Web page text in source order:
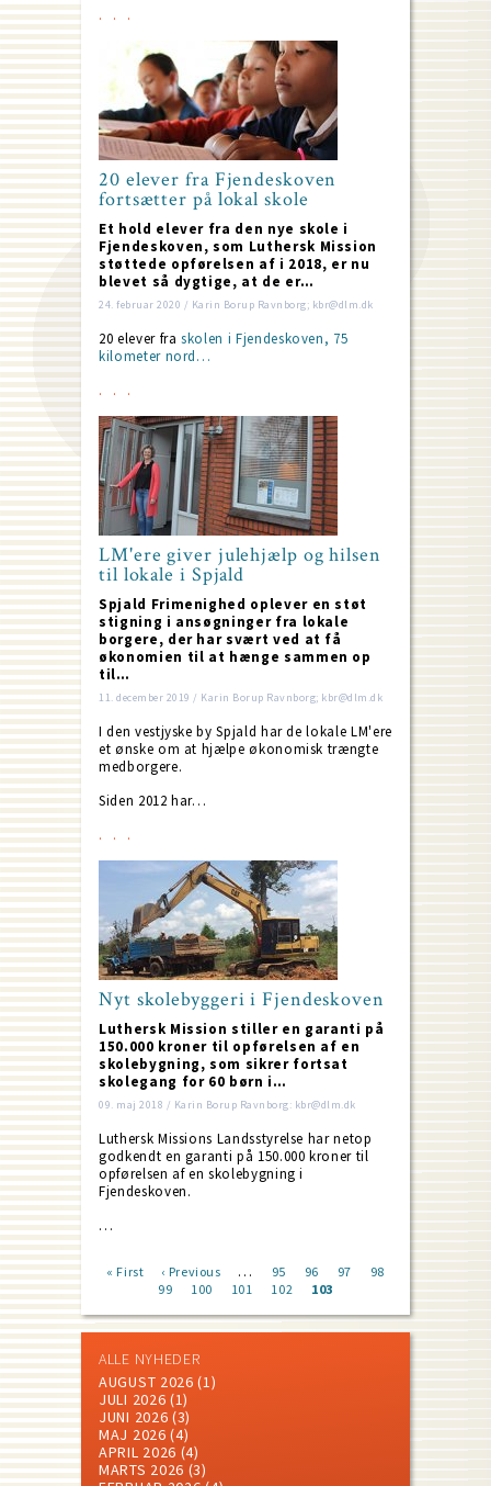
20 elever fra Fjendeskoven
fortsætter på lokal skole
Et hold elever fra den nye skole i
Fjendeskoven, som Luthersk Mission
støttede opførelsen af i 2018, er nu
blevet så dygtige, at de er…
24. februar 2020 / Karin Borup Ravnborg; kbr@dlm.dk
20 elever fraskolen i Fjendeskoven, 75
kilometer nord…
LM'ere giver julehjælp og hilsen
til lokale i Spjald
Spjald Frimenighed oplever en støt
stigning i ansøgninger fra lokale
borgere, der har svært ved at få
økonomien til at hænge sammen op
til…
11. december 2019 / Karin Borup Ravnborg; kbr@dlm.dk
I den vestjyske by Spjald har de lokale LM'ere
et ønske om at hjælpe økonomisk trængte
medborgere.
Siden 2012 har…
Nyt skolebyggeri i Fjendeskoven
Luthersk Mission stiller en garanti på
150.000 kroner til opførelsen af en
skolebygning, som sikrer fortsat
skolegang for 60 børn i…
09. maj 2018 / Karin Borup Ravnborg: kbr@dlm.dk
Luthersk Missions Landsstyrelse har netop
godkendt en garanti på 150.000 kroner til
opførelsen af en skolebygning i
Fjendeskoven.
…
Pagination
First
« First
Previous
page
‹ Previous … Page
95 Page
96 Page
97 Page
98
Page
99 Page
100 Page
101 Page
102
Current
103
ALLE NYHEDER
AUGUST 2026 (1)
JULI 2026 (1)
JUNI 2026 (3)
MAJ 2026 (4)
APRIL 2026 (4)
MARTS 2026 (3)